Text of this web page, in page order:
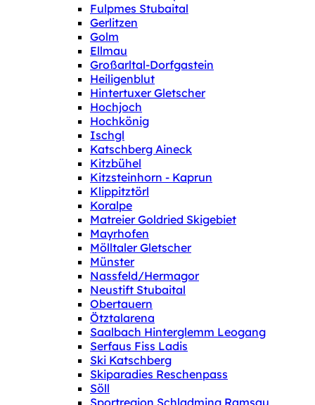
Fulpmes Stubaital
Gerlitzen
Golm
Ellmau
Großarltal-Dorfgastein
Heiligenblut
Hintertuxer Gletscher
Hochjoch
Hochkönig
Ischgl
Katschberg Aineck
Kitzbühel
Kitzsteinhorn - Kaprun
Klippitztörl
Koralpe
Matreier Goldried Skigebiet
Mayrhofen
Mölltaler Gletscher
Münster
Nassfeld/Hermagor
Neustift Stubaital
Obertauern
Ötztalarena
Saalbach Hinterglemm Leogang
Serfaus Fiss Ladis
Ski Katschberg
Skiparadies Reschenpass
Söll
Sportregion Schladming Ramsau